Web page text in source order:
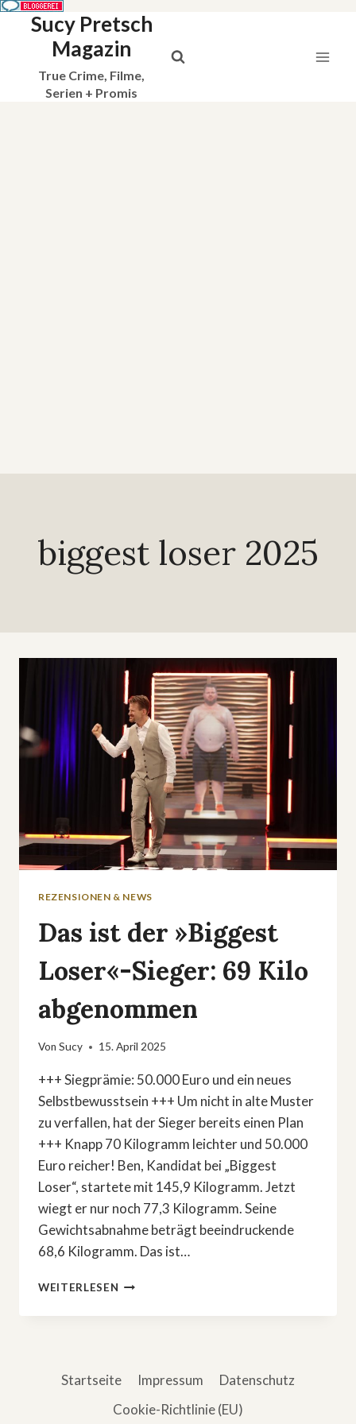
Sucy Pretsch
Magazin
True Crime, Filme,
Serien + Promis
biggest loser 2025
REZENSIONEN & NEWS
Das ist der »Biggest
Loser«-Sieger: 69 Kilo
abgenommen
Von Sucy 15. April 2025
+++ Siegprämie: 50.000 Euro und ein neues
Selbstbewusstsein +++ Um nicht in alte Muster
zu verfallen, hat der Sieger bereits einen Plan
+++ Knapp 70 Kilogramm leichter und 50.000
Euro reicher! Ben, Kandidat bei „Biggest
Loser“, startete mit 145,9 Kilogramm. Jetzt
wiegt er nur noch 77,3 Kilogramm. Seine
Gewichtsabnahme beträgt beeindruckende
68,6 Kilogramm. Das ist…
WEITERLESEN DAS
DER
69
ABGENOMMEN
Startseite Impressum
Datenschutz
Cookie-Richtlinie (EU)